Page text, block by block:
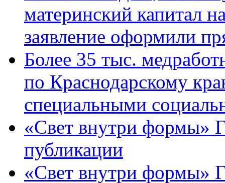
материнский капитал
заявление оформили
Более 35 тыс.
по Краснодарскому
специальными
«Свет внутри формы»
публикации
«Свет внутри формы»